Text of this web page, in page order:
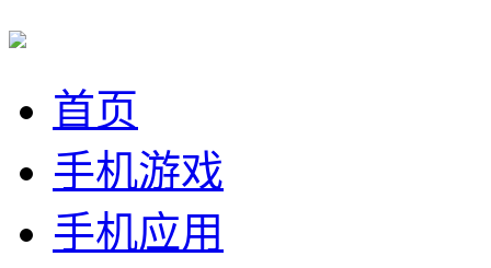
首页
手机游戏
手机应用